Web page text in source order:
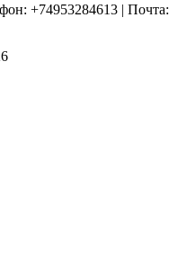
+74953284613 | Почта: